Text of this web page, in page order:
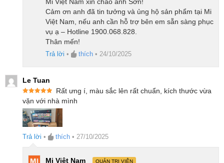
Công nghệ QLED Quantum Dot cho màu sắc
sống động như thật
Tivi Xiaomi 55 inch A Pro Google TV QLED 2026 sở
hữu công nghệ QLED tiên tiến kết hợp chấm lượng
tử (Quantum Dot), mang đến dải màu rộng và khả
năng tái tạo màu sắc cực kỳ chính xác. Nhờ tích hợp
chuẩn màu DCI-P3 – tiêu chuẩn màu sắc trong
ngành công nghiệp điện ảnh Hollywood – chiếc tivi
này tái hiện hình ảnh với độ rực rỡ và chân thực đầy
mê hoặc. Dù là cảnh hoàng hôn dịu nhẹ hay những
khung hình hành động rực lửa, tất cả đều trở nên
Mi Việt Nam xin chào anh Sơn!
Cảm ơn anh đã tin tưởng và ủng hộ sản phẩm tại Mi
Việt Nam, nếu anh cần hỗ trợ bên em sẵn sàng phục
vụ ạ – Hotline 1900.068.828.
Thân mến!
Trả lời • thích • 24/10/2025
Le Tuan
Được xếp
hạng
5 5
sao
Rất ưng í, màu sắc lên rất chuẩn, kích thước vừa
vặn với nhà mình
Trả lời • thích • 27/10/2025
Mi Việt Nam QUẢN TRỊ VIÊN